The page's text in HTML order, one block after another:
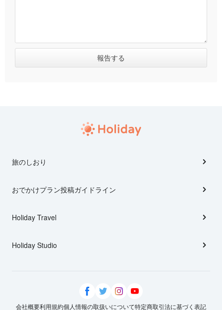
旅のしおり
おでかけプラン投稿ガイドライン
Holiday Travel
Holiday Studio
会社概要利用規約個人情報の取扱いについて特定商取引法に基づく表記